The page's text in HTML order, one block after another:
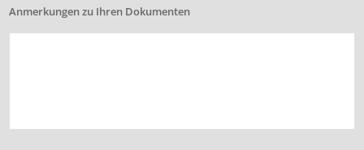
Anmerkungen zu Ihren Dokumenten